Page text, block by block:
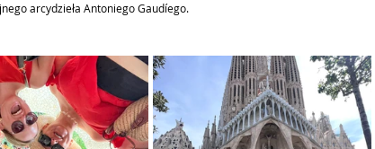
arcydzieła Antoniego Gaudíego.